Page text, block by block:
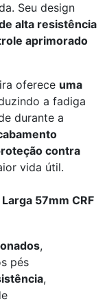
Seu design
alta resistência
aprimorado
oferece uma
a fadiga
durante a
contra
vida útil.
57mm CRF
,
pés
,